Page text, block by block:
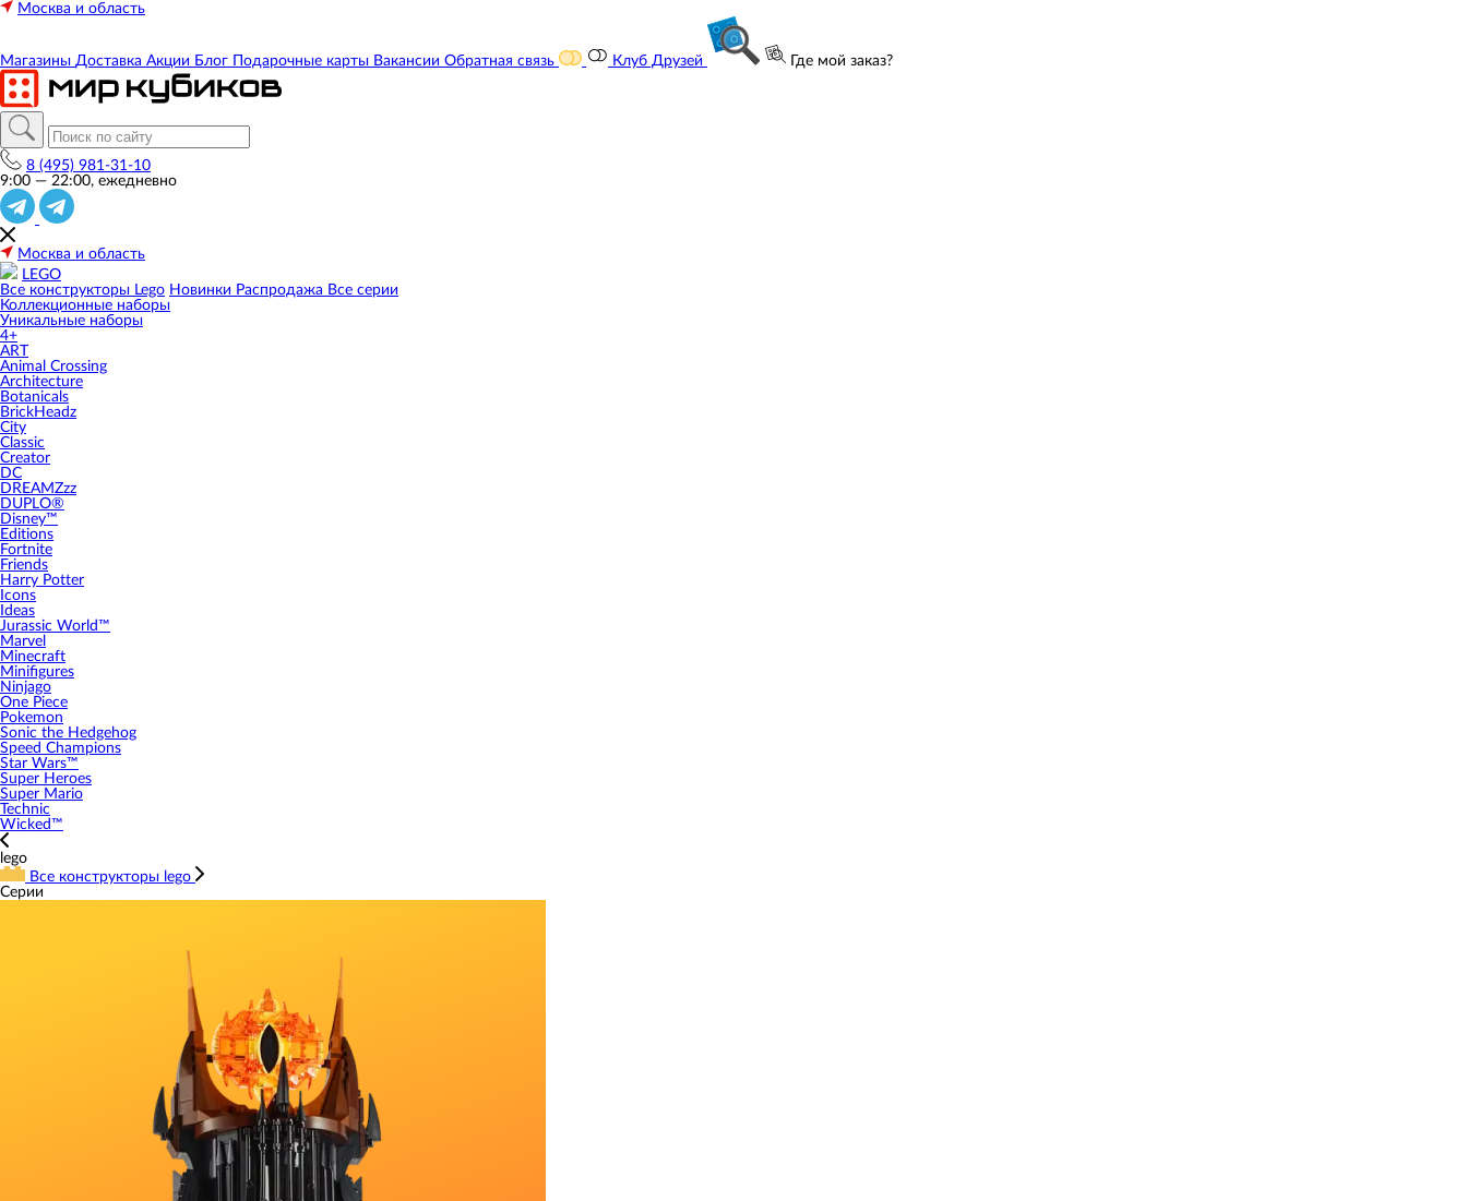
Москва и область
Магазины Доставка Акции Блог Подарочные карты Вакансии Обратная связь Клуб Друзей Где мой заказ?
8 (495) 981-31-10
9:00 — 22:00, ежедневно
Москва и область
LEGO
Все конструкторы Lego Новинки Распродажа Все серии
Коллекционные наборы
Уникальные наборы
4+
ART
Animal Crossing
Architecture
Botanicals
BrickHeadz
City
Classic
Creator
DC
DREAMZzz
DUPLO®
Disney™
Editions
Fortnite
Friends
Harry Potter
Icons
Ideas
Jurassic World™
Marvel
Minecraft
Minifigures
Ninjago
One Piece
Pokemon
Sonic the Hedgehog
Speed Champions
Star Wars™
Super Heroes
Super Mario
Technic
Wicked™
lego
Все конструкторы lego
Серии